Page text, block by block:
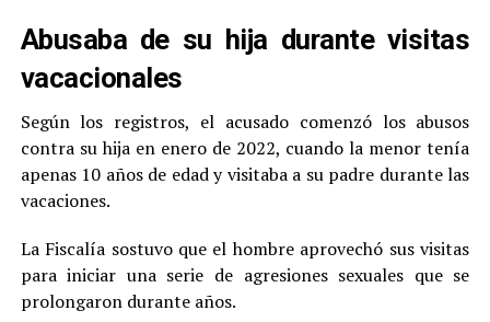
Abusaba de su hija durante visitas
vacacionales
Según los registros, el acusado comenzó los abusos
contra su hija en enero de 2022, cuando la menor tenía
apenas 10 años de edad y visitaba a su padre durante las
vacaciones.
La Fiscalía sostuvo que el hombre aprovechó sus visitas
para iniciar una serie de agresiones sexuales que se
prolongaron durante años.